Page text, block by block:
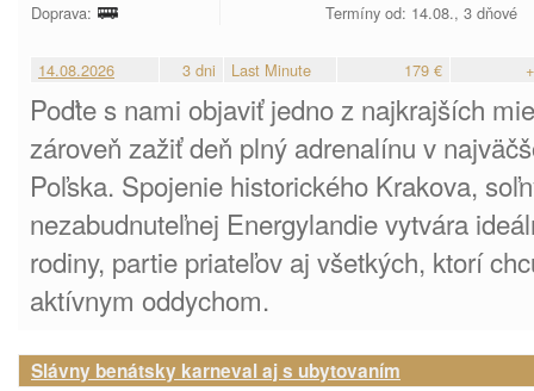
Doprava: Termíny od: 14.08., 3 dňové
14.08.2026 3 dni Last Minute 179 €
Poďte s nami objaviť jedno z najkrajších
zároveň zažiť deň plný adrenalínu v
Poľska. Spojenie historického Krakova,
nezabudnuteľnej Energylandie vytvára
rodiny, partie priateľov aj všetkých, ktorí
aktívnym oddychom.
Slávny benátsky karneval aj s ubytovaním